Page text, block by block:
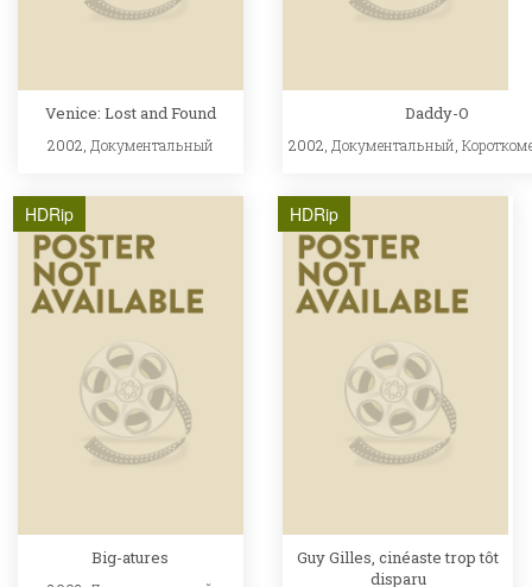
Venice: Lost and Found
2002, Документальный
Daddy-O
2002, Документальный ,
HDRip
Big-atures
HDRip
Guy Gilles, cinéaste trop tôt
disparu